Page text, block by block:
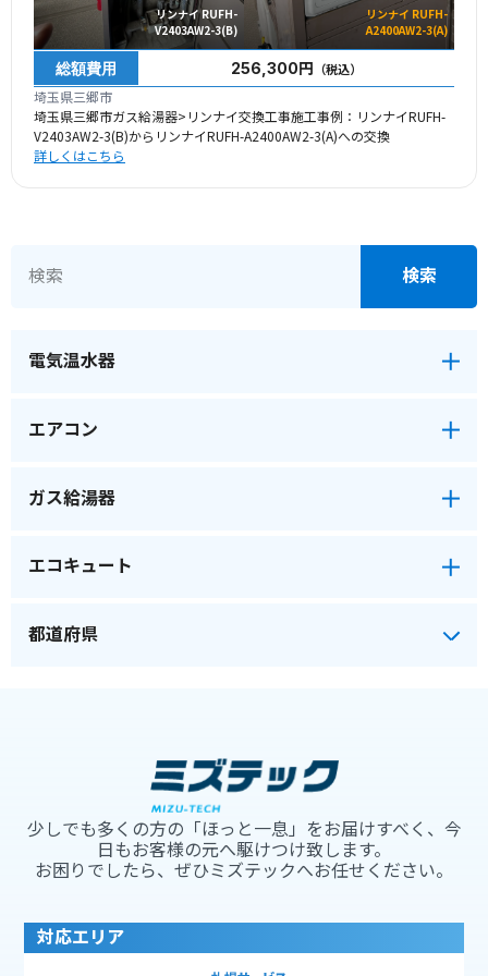
リンナイ RUFH-
V2403AW2-3(B)
リンナイ RUFH-
A2400AW2-3(A)
総額費用 256,300円 （税込）
埼玉県三郷市
埼玉県三郷市ガス給湯器>リンナイ交換工事施工事例：リンナイRUFH-
V2403AW2-3(B)からリンナイRUFH-A2400AW2-3(A)への交換
詳しくはこちら
電気温水器
エアコン
ガス給湯器
エコキュート
少しでも多くの方の「ほっと一息」をお届けすべく、今
日もお客様の元へ駆けつけ致します。
お困りでしたら、ぜひミズテックへお任せください。
対応エリア